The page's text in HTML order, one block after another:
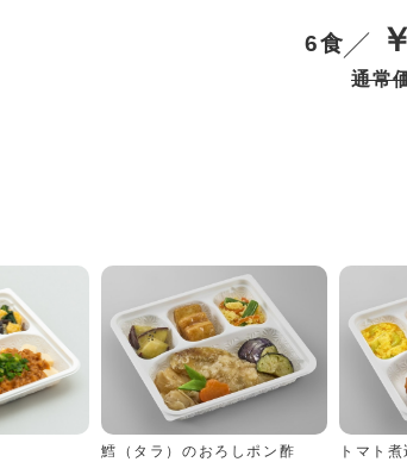
6食
通常
鱈（タラ）のおろしポン酢 トマト